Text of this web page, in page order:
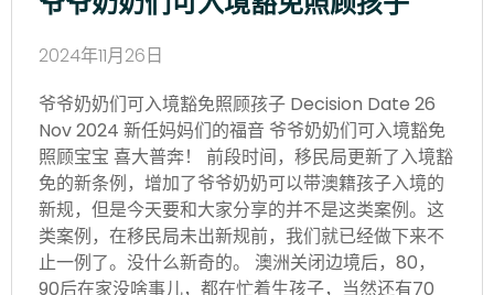
2024年11月26日
爷爷奶奶们可入境豁免照顾孩子 Decision Date 26
Nov 2024 新任妈妈们的福音 爷爷奶奶们可入境豁免
照顾宝宝 喜大普奔！ 前段时间，移民局更新了入境豁
免的新条例，增加了爷爷奶奶可以带澳籍孩子入境的
新规，但是今天要和大家分享的并不是这类案例。这
类案例，在移民局未出新规前，我们就已经做下来不
止一例了。没什么新奇的。 澳洲关闭边境后，80，
90后在家没啥事儿，都在忙着生孩子，当然还有70